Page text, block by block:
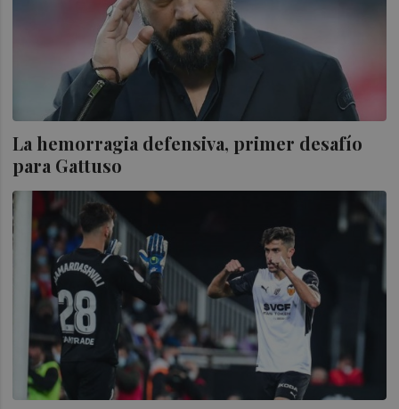
La hemorragia defensiva, primer desafío
para Gattuso